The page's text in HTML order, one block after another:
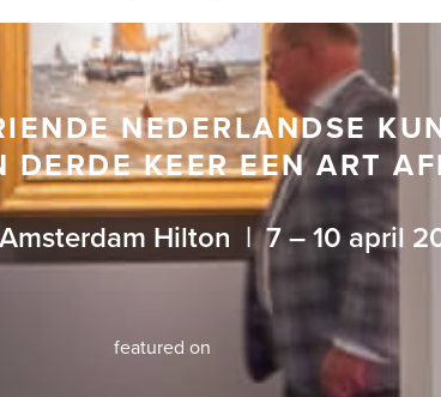
NEDERLANDSE
DERDE KEER EEN ART
Hilton | 7 – 10 april
featured on